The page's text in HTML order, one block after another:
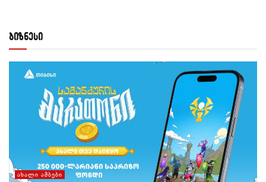
ბიზნესი
ᲐᲮᲐᲚᲘ ᲐᲛᲑᲔᲑᲘ